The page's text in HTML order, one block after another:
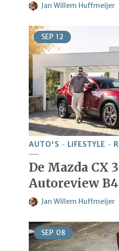
Jan Willem Huffmeijer
SEP 12
AUTO'S LIFESTYLE
De Mazda CX
Autoreview
Jan Willem Huffmeijer
SEP 08